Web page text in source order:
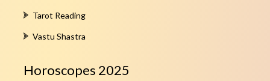
Tarot Reading
Vastu Shastra
Horoscopes 2025